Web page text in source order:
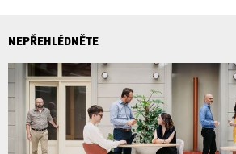
NEPŘEHLÉDNĚTE